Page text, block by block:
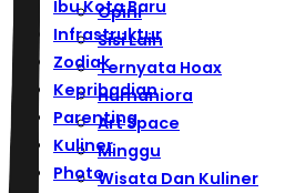
Ibu Kota Baru
Infrastruktur
Zodiak
Kepribadian
Parenting
Kuliner
Photo
Opini
Sisi Lain
Ternyata Hoax
Humaniora
Art Space
Minggu
Wisata Dan Kuliner